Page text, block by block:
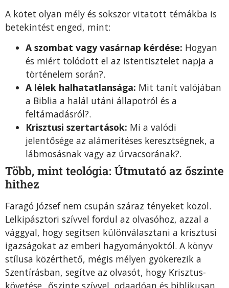
A kötet olyan mély és sokszor vitatott témákba is
betekintést enged, mint:
A szombat vagy vasárnap kérdése: Hogyan
és miért tolódott el az istentisztelet napja a
történelem során?.
A lélek halhatatlansága: Mit tanít valójában
a Biblia a halál utáni állapotról és a
feltámadásról?.
Krisztusi szertartások: Mi a valódi
jelentősége az alámerítéses keresztségnek, a
lábmosásnak vagy az úrvacsorának?.
Több, mint teológia: Útmutató az őszinte
hithez
Faragó József nem csupán száraz tényeket közöl.
Lelkipásztori szívvel fordul az olvasóhoz, azzal a
vággyal, hogy segítsen különválasztani a krisztusi
igazságokat az emberi hagyományoktól. A könyv
stílusa közérthető, mégis mélyen gyökerezik a
Szentírásban, segítve az olvasót, hogy Krisztus-